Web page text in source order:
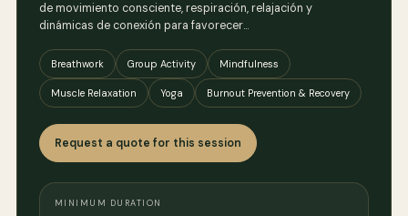
de movimiento consciente, respiración, relajación y
dinámicas de conexión para favorecer…
Breathwork Group Activity Mindfulness
Muscle Relaxation Yoga Burnout Prevention & Recovery
Request a quote for this session
MINIMUM DURATION